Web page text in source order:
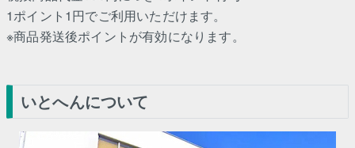
1ポイント1円でご利用いただけます。
※商品発送後ポイントが有効になります。
いとへんについて